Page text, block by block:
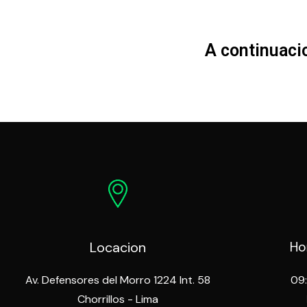
A
Locacion
Av. Defensores del Morro 1224 Int. 58
Chorrillos - Lima